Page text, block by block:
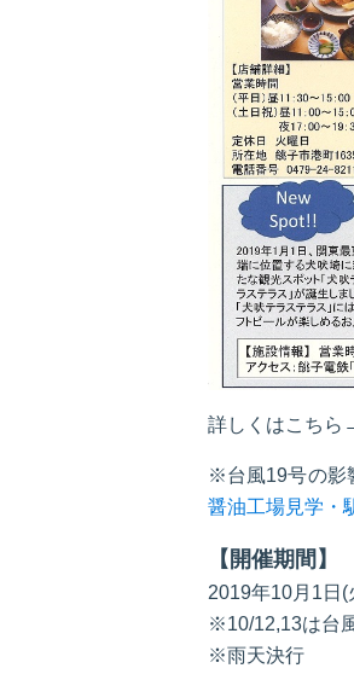
詳しくはこちら
※台風19号の影
醤油工場見学・
【開催期間】
2019年10月1日
※10/12,13は台
※雨天決行